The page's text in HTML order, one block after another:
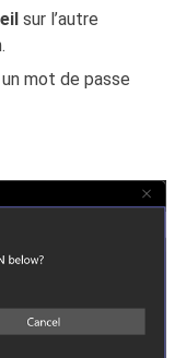
sur l’autre
mot de passe